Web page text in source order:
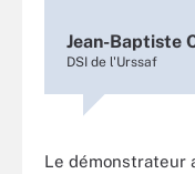
Jean-Baptiste
DSI de l'Urssaf
Le démonstrateur